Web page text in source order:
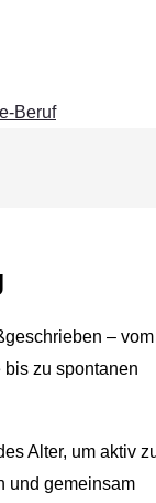
– vom
zu spontanen
Alter, um aktiv
und gemeinsam